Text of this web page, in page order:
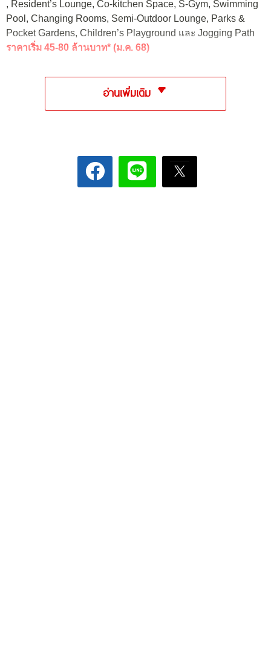
, Resident’s Lounge, Co-kitchen Space, S-Gym, Swimming
Pool, Changing Rooms, Semi-Outdoor Lounge, Parks &
Pocket Gardens, Children’s Playground และ Jogging Path
ราคาเริ่ม 45-80 ล้านบาท* (ม.ค. 68)
อ่านเพิ่มเติม